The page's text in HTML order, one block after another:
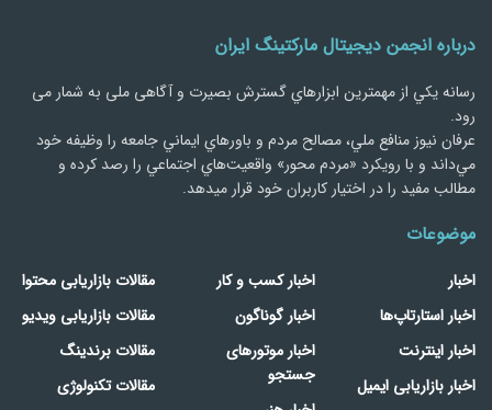
درباره انجمن دیجیتال مارکتینگ ایران
رسانه يكي از مهمترین ابزارهاي گسترش بصیرت و آگاهی ملی به شمار می
رود.
عرفان نیوز منافع ملي، مصالح مردم و باورهاي ايماني جامعه را وظيفه خود
مي‌داند و با رويكرد «مردم‌ محور» واقعيت‌هاي اجتماعي را رصد کرده و
مطالب مفید را در اختیار کاربران خود قرار میدهد.
موضوعات
اخبار
اخبار استارتاپ‌ها
اخبار اینترنت
اخبار بازاریابی ایمیل
اخبار کسب و کار
اخبار گوناگون
اخبار موتورهای
جستجو
مقالات بازاریابی محتوا
مقالات بازاریابی ویدیو
مقالات برندینگ
مقالات تکنولوژی